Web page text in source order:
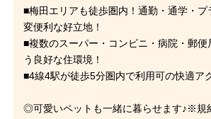
■梅田エリアも徒歩圏内！通勤・通学・プ
変便利な好立地！
■複数のスーパー・コンビニ・病院・郵便
う良好な住環境！
■4線4駅が徒歩5分圏内で利用可の快適ア
◎可愛いペットも一緒に暮らせます♪※規